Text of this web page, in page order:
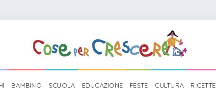
BAMBINO SCUOLA EDUCAZIONE FESTE CULTURA RICETTE